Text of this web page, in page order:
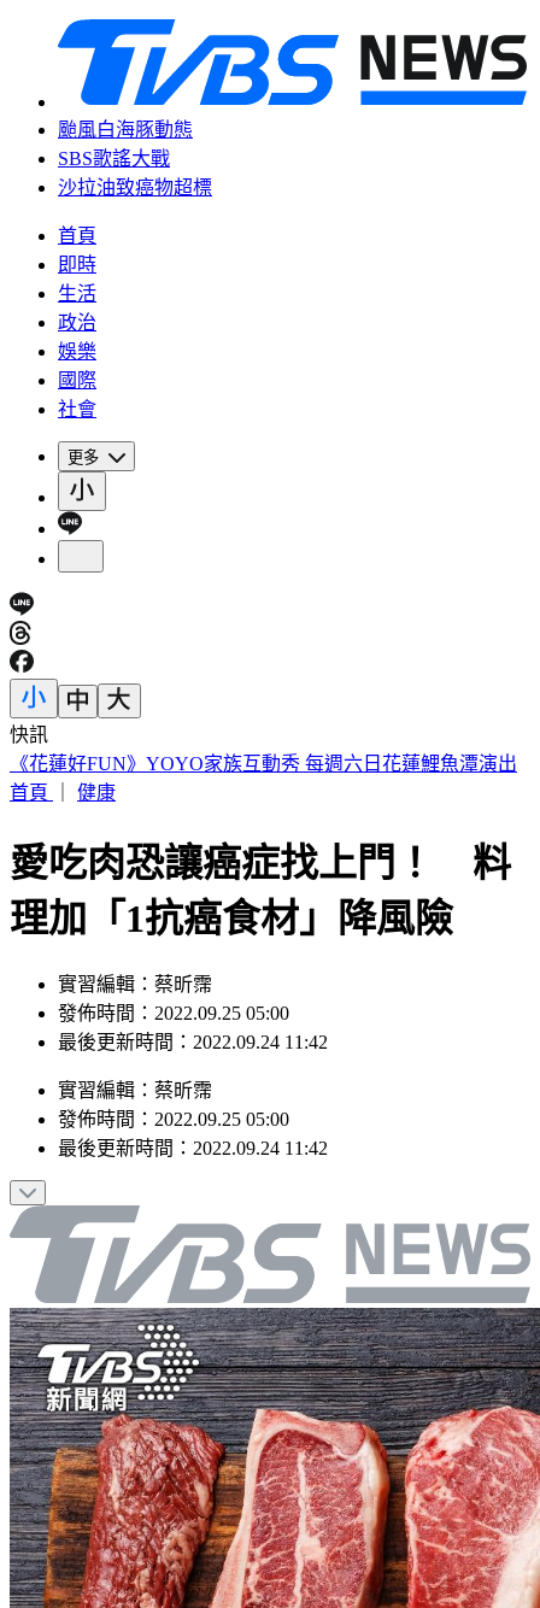
颱風白海豚動態
SBS歌謠大戰
沙拉油致癌物超標
首頁
即時
生活
政治
娛樂
國際
社會
更多
快訊
穿UNIQLO AIRism發現不涼了？網見「1關鍵」驚呆
首頁
健康
愛吃肉恐讓癌症找上門！ 料
理加「1抗癌食材」降風險
實習編輯：蔡昕霈
發佈時間：2022.09.25 05:00
最後更新時間：2022.09.24 11:42
實習編輯 ： 蔡昕霈
發佈時間： 2022.09.25 05:00
最後更新時間： 2022.09.24 11:42